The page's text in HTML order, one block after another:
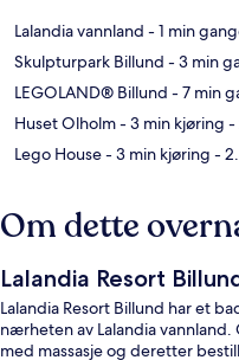
Lalandia vannland - 1 min
Skulpturpark Billund - 3 min
LEGOLAND® Billund - 7 min
Huset Olholm- 3 min kjøring -
Lego House- 3 min kjøring -
Om dette
Lalandia Resort
Lalandia Resort Billund har et
nærheten av Lalandia
med massasje og deretter